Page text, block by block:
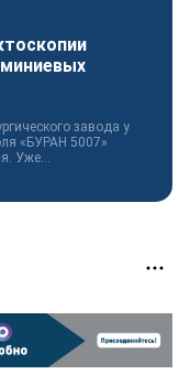
завода у
«БУРАН 5007»
Уже...